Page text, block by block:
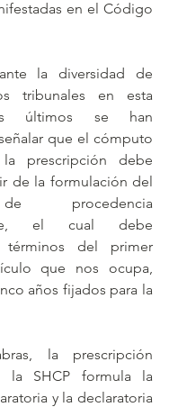
en el Código
la diversidad de
tribunales en esta
últimos se han
que el cómputo
prescripción debe
de la formulación del
procedencia
el cual debe
términos del primer
que nos ocupa,
años fijados para la
la prescripción
la SHCP formula la
y la declaratoria